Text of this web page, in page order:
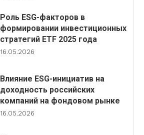
Роль ESG-факторов в
формировании инвестиционных
стратегий ETF 2025 года
16.05.2026
Влияние ESG-инициатив на
доходность российских
компаний на фондовом рынке
16.05.2026